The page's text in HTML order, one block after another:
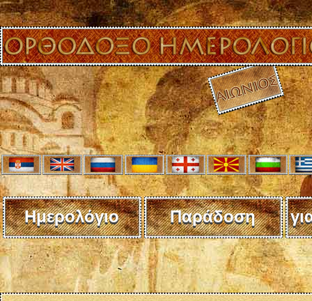
Ημερολόγιο Παράδοση